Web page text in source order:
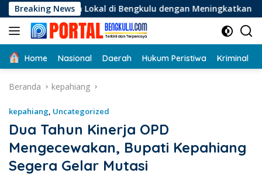
Langsung
ke
konten
Breaking News
di Bengkulu dengan Meningkatkan Ruang Publik dan
Home Nasional Daerah Hukum Peristiwa Kriminal
Beranda kepahiang
kepahiang, Uncategorized
Dua Tahun Kinerja OPD
Mengecewakan, Bupati Kepahiang
Segera Gelar Mutasi